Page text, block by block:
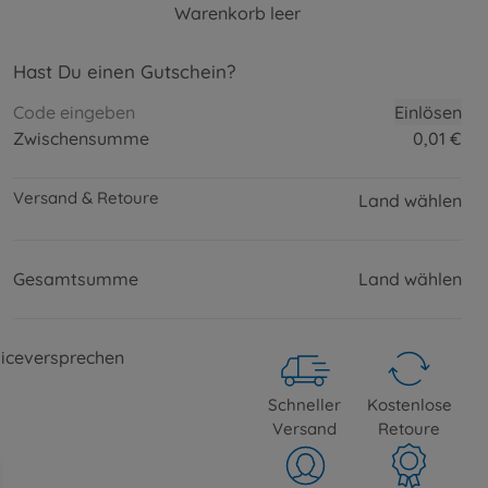
Warenkorb leer
Hast Du einen Gutschein?
Einlösen
Zwischensumme
0,01 €
Versand & Retoure Land wählen
Gesamtsumme Land wählen
Schneller
Versand
Kostenlose
Retoure